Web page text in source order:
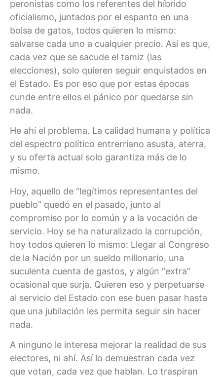
peronistas como los referentes del híbrido
oficialismo, juntados por el espanto en una
bolsa de gatos, todos quieren lo mismo:
salvarse cada uno a cualquier precio. Así es que,
cada vez que se sacude el tamiz (las
elecciones), solo quieren seguir enquistados en
el Estado. Es por eso que por estas épocas
cunde entre ellos el pánico por quedarse sin
nada.
He ahí el problema. La calidad humana y política
del espectro político entrerriano asusta, aterra,
y su oferta actual solo garantiza más de lo
mismo.
Hoy, aquello de “legítimos representantes del
pueblo” quedó en el pasado, junto al
compromiso por lo común y a la vocación de
servicio. Hoy se ha naturalizado la corrupción,
hoy todos quieren lo mismo: Llegar al Congreso
de la Nación por un sueldo millonario, una
suculenta cuenta de gastos, y algún “extra”
ocasional que surja. Quieren eso y perpetuarse
al servicio del Estado con ese buen pasar hasta
que una jubilación les permita seguir sin hacer
nada.
A ninguno le interesa mejorar la realidad de sus
electores, ni ahí. Así lo demuestran cada vez
que votan, cada vez que hablan. Lo traspiran